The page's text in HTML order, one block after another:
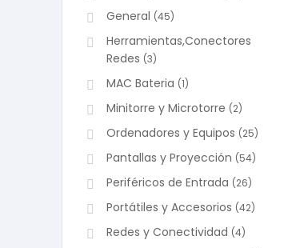
General (45)
Herramientas,Conectores
Redes (3)
MAC Bateria (1)
Minitorre y Microtorre (2)
Ordenadores y Equipos (25)
Pantallas y Proyección (54)
Periféricos de Entrada (26)
Portátiles y Accesorios (42)
Redes y Conectividad (4)